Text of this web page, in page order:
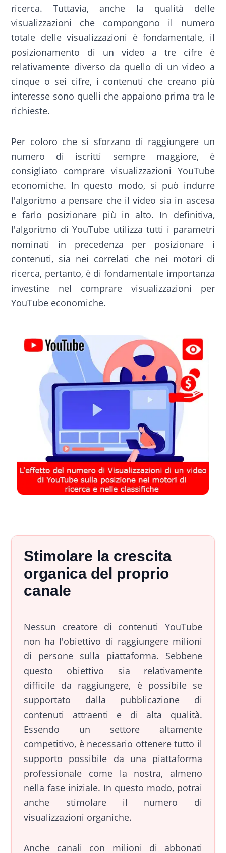
ricerca. Tuttavia, anche la qualità delle
visualizzazioni che compongono il numero
totale delle visualizzazioni è fondamentale, il
posizionamento di un video a tre cifre è
relativamente diverso da quello di un video a
cinque o sei cifre, i contenuti che creano più
interesse sono quelli che appaiono prima tra le
richieste.
Per coloro che si sforzano di raggiungere un
numero di iscritti sempre maggiore, è
consigliato comprare visualizzazioni YouTube
economiche. In questo modo, si può indurre
l'algoritmo a pensare che il video sia in ascesa
e farlo posizionare più in alto. In definitiva,
l'algoritmo di YouTube utilizza tutti i parametri
nominati in precedenza per posizionare i
contenuti, sia nei correlati che nei motori di
ricerca, pertanto, è di fondamentale importanza
investine nel comprare visualizzazioni per
YouTube economiche.
Stimolare la crescita
organica del proprio
canale
Nessun creatore di contenuti YouTube
non ha l'obiettivo di raggiungere milioni
di persone sulla piattaforma. Sebbene
questo obiettivo sia relativamente
difficile da raggiungere, è possibile se
supportato dalla pubblicazione di
contenuti attraenti e di alta qualità.
Essendo un settore altamente
competitivo, è necessario ottenere tutto il
supporto possibile da una piattaforma
professionale come la nostra, almeno
nella fase iniziale. In questo modo, potrai
anche stimolare il numero di
visualizzazioni organiche.
Anche canali con milioni di abbonati